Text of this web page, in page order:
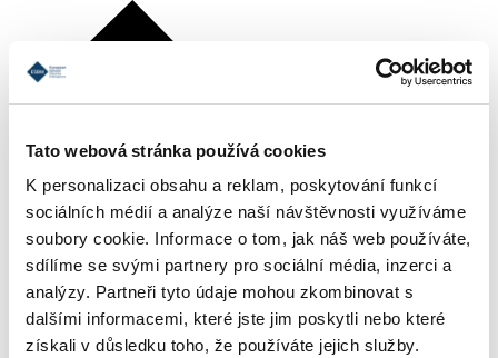
Tato webová stránka používá cookies
K personalizaci obsahu a reklam, poskytování funkcí
sociálních médií a analýze naší návštěvnosti využíváme
soubory cookie. Informace o tom, jak náš web používáte,
sdílíme se svými partnery pro sociální média, inzerci a
analýzy. Partneři tyto údaje mohou zkombinovat s
dalšími informacemi, které jste jim poskytli nebo které
získali v důsledku toho, že používáte jejich služby.